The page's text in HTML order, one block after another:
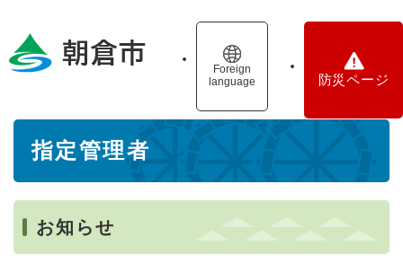
の
Foreign
language
防災ページ
指定管理者
お知らせ